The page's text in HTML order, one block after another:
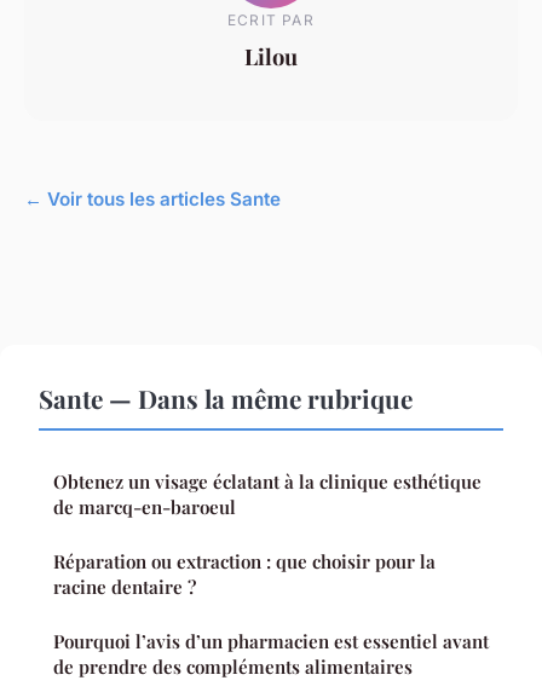
ECRIT PAR
Lilou
← Voir tous les articles Sante
Sante — Dans la même rubrique
Obtenez un visage éclatant à la clinique esthétique
de marcq-en-baroeul
Réparation ou extraction : que choisir pour la
racine dentaire ?
Pourquoi l’avis d’un pharmacien est essentiel avant
de prendre des compléments alimentaires